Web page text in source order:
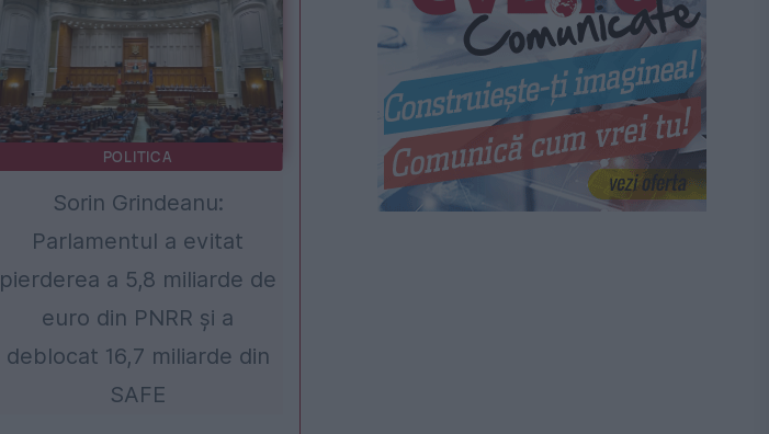
POLITICA
Sorin Grindeanu:
Parlamentul a evitat
pierderea a 5,8 miliarde de
euro din PNRR și a
deblocat 16,7 miliarde din
SAFE